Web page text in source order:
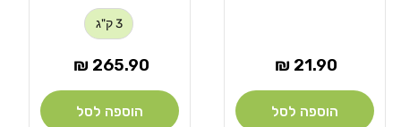
מחיר
21.90 ₪
הוספה לסל
3 ק"ג
מחיר
265.90 ₪
הוספה לסל